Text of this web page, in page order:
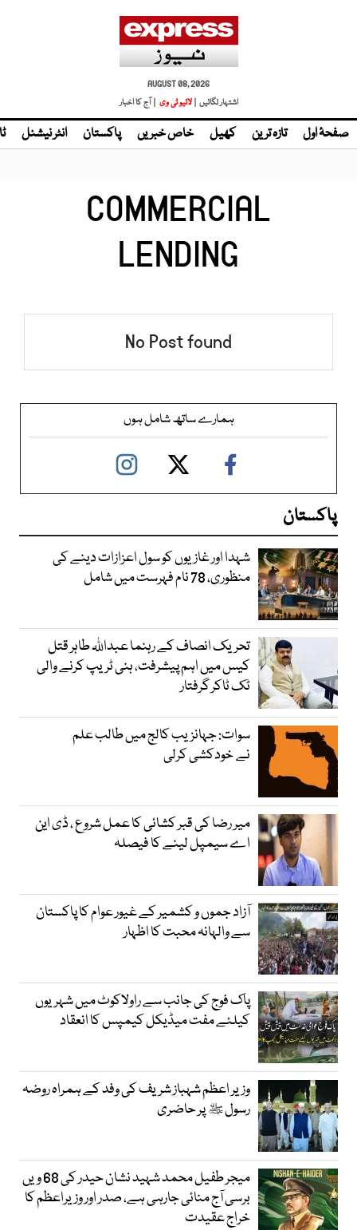
AUGUST 08, 2026
اشتہار لگائیں | لائیو ٹی وی | آج کا اخبار
صفحۂ اول تازہ ترین کھیل خاص خبریں پاکستان انٹر نیشنل
COMMERCIAL
LENDING
No Post found
ہمارے ساتھ شامل ہوں
پاکستان
شہدا اور غازیوں کو سول اعزازات دینے کی
منظوری، 78 نام فہرست میں شامل
تحریک انصاف کے رہنما عبداللہ طاہر قتل
کیس میں اہم پیشرفت، ہنی ٹریپ کرنے والی
ٹک ٹاکر گرفتار
سوات: جہانزیب کالج میں طالب علم
نے خودکشی کرلی
میر رضا کی قبر کشائی کا عمل شروع ، ڈی این
اے سیمپل لینے کا فیصلہ
آزاد جموں و کشمیر کے غیور عوام کا پاکستان
سے والہانہ محبت کا اظہار
پاک فوج کی جانب سے راولاکوٹ میں شہریوں
کیلئے مفت میڈیکل کیمپس کا انعقاد
وزیر اعظم شہباز شریف کی وفد کے ہمراہ روضہ
رسول ﷺ پر حاضری
میجر طفیل محمد شہید نشان حیدر کی 68 ویں
برسی آج منائی جارہی ہے، صدر اور وزیراعظم کا
خراج عقیدت